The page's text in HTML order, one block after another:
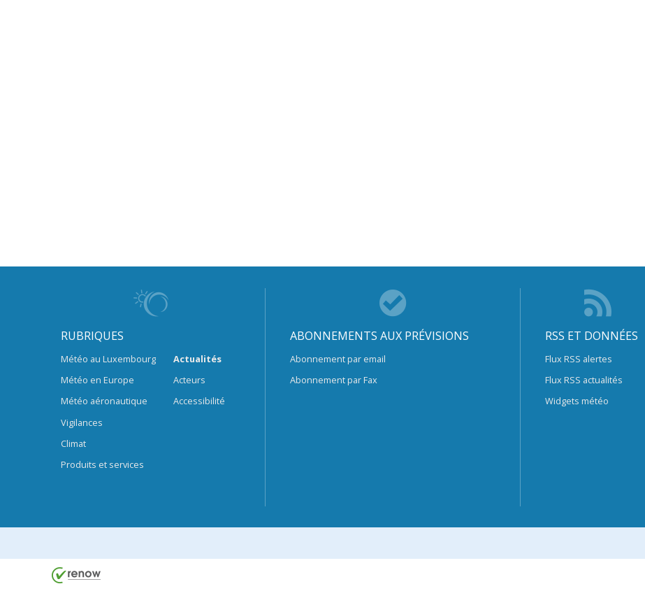
RUBRIQUES
Météo au Luxembourg
Météo en Europe
Météo aéronautique
Vigilances
Climat
Produits et services
Actualités
Acteurs
Accessibilité
ABONNEMENTS AUX PRÉVISIONS
Abonnement par email
Abonnement par Fax
RSS ET DONNÉES
Flux RSS alertes
Flux RSS actualités
Widgets météo